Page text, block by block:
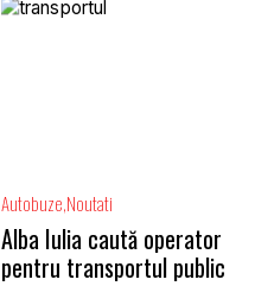
Autobuze Noutati
Alba Iulia caută operator
pentru transportul public